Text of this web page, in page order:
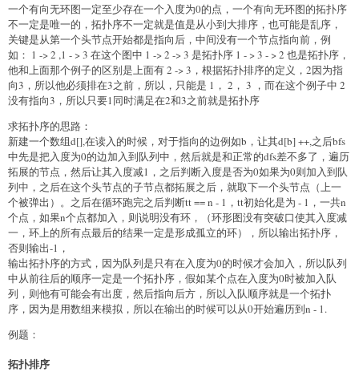
一个有向无环图一定至少存在一个入度为0的点，一个有向无环图的拓扑序
不一定是唯一的，拓扑序不一定就是值是从小到大排序，也可能是乱序，
关键是从第一个头节点开始都是指向后，中间没有一个节点指向前，例
如： 1 -> 2 ,1 - > 3 在这个图中 1 -> 2 -> 3 是拓扑序 1 - > 3 - > 2 也是拓扑序，
他和上面那个例子的区别是上面有 2 -> 3，根据拓扑排序的定义，2因为指
向3，所以他必须排在3之前，所以，只能是 1， 2， 3 ，而在这个例子中 2
没有指向3，所以只要1同时满足在2和3之前就是拓扑序
求拓扑序的思路：
新建一个数组d[],在读入的时候，对于指向的边例如b，让其d[b] ++,之后bfs
中先是把入度为0的边加入到队列中，然后就是和正常的dfs差不多了，遍历
拓展的节点，然后让其入度减1，之后判断入度是否为0如果为0则加入到队
列中，之后在这个头节点的子节点都拓展之后，就取下一个头节点（上一
个被弹出）。之后在循环跑完之后判断tt == n - 1，tt初始化是为 - 1，一共n
个点，如果n个点都加入，则说明没有环，（环形图没有突破口使其入度减
一，环上的所有点最后的结果一定是形成孤立的环），所以输出拓扑序，
否则输出-1，
输出拓扑序的方式，因为队列是只有在入度为0的时候才会加入，所以队列
中从前往后的顺序一定是一个拓扑序，假如某个点在入度为0时被加入队
列，则他有可能会有出度，然后指向后方，所以入队顺序就是一个拓扑
序，因为是用数组来模拟，所以在输出的时候可以从0开始遍历到n - 1.
例题：
拓扑排序